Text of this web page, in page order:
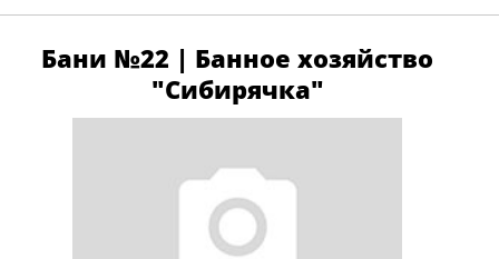
Бани №22 | Банное хозяйство
"Сибирячка"